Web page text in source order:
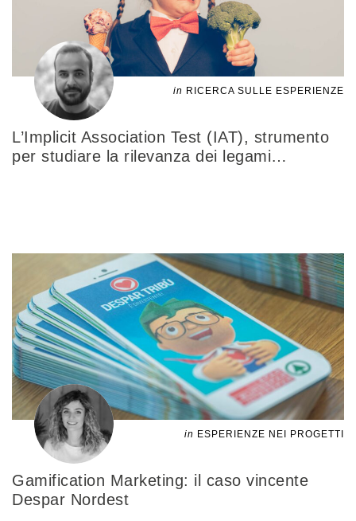
in RICERCA SULLE ESPERIENZE
L’Implicit Association Test (IAT), strumento
per studiare la rilevanza dei legami…
in ESPERIENZE NEI PROGETTI
Gamification Marketing: il caso vincente
Despar Nordest